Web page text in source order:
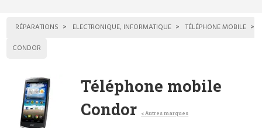
RÉPARATIONS ELECTRONIQUE, INFORMATIQUE
TÉLÉPHONE MOBILE
CONDOR
Téléphone mobile
Condor
< Autres marques